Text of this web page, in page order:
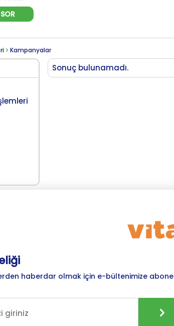
Kampanyalar
Sonuç bulunamadı.
haberdar olmak için e-bültenimize abone